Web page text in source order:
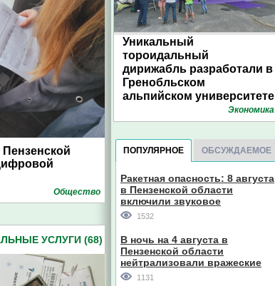
Общество
УСЛУГИ (68)
Уникальный
тороидальный
дирижабль разработали в
Гренобльском
альпийском университете
Экономика
ПОПУЛЯРНОЕ ОБСУЖДАЕМОЕ
Ракетная опасность: 8 августа
в Пензенской области
включили звуковое
оповещение
1532
В ночь на 4 августа в
Пензенской области
нейтрализовали вражеские
дроны
1131